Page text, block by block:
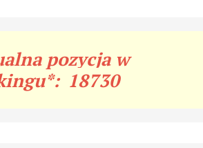
pozycja w
18730